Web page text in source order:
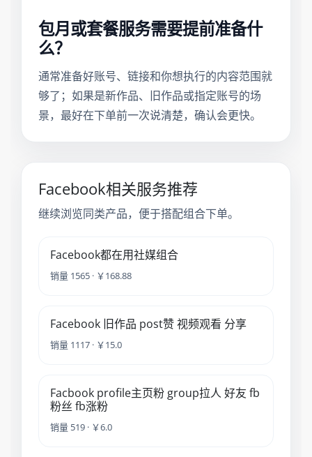
包月或套餐服务需要提前准备什
么？
通常准备好账号、链接和你想执行的内容范围就
够了；如果是新作品、旧作品或指定账号的场
景，最好在下单前一次说清楚，确认会更快。
Facebook相关服务推荐
继续浏览同类产品，便于搭配组合下单。
Facebook都在用社媒组合
销量 1565 · ￥168.88
Facebook 旧作品 post赞 视频观看 分享
销量 1117 · ￥15.0
Facbook profile主页粉 group拉人 好友 fb
粉丝 fb涨粉
销量 519 · ￥6.0